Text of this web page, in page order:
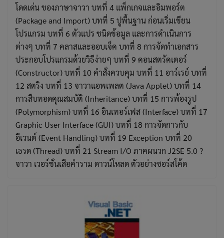
โดดเด่น ของภาษาจาวา บทที่ 4 แพ็กเกจและอิมพอร์ต
(Package and Import) บทที่ 5 ปูพื้นฐาน ก่อนเริ่มเขียน
โปรแกรม บทที่ 6 ตัวแปร ชนิดข้อมูล และการดำเนินการ
ต่างๆ บทที่ 7 คลาสและออบเจ็ค บทที่ 8 การจัดทำเอกสาร
ประกอบโปรแกรมด้วยวิธีง่ายๆ บทที่ 9 คอนสตรัคเตอร์
(Constructor) บทที่ 10 คำสั่งควบคุม บทที่ 11 อาร์เรย์ บทที่
12 สตริง บทที่ 13 จาวาแอพเพลต (Java Applet) บทที่ 14
การสืบทอดคุณสมบัติ (Inheritance) บทที่ 15 การพ้องรูป
(Polymorphism) บทที่ 16 อินเทอร์เฟส (Interface) บทที่ 17
Graphic User Interface (GUI) บทที่ 18 การจัดการกับ
อีเวนต์ (Event Handling) บทที่ 19 Exception บทที่ 20
เธรด (Thread) บทที่ 21 Stream I/O ภาคผนวก J2SE 5.0 ?
จาวา เวอร์ชั่นเสือคำราม ดาวน์โหลด ตัวอย่างซอร์สโค้ด